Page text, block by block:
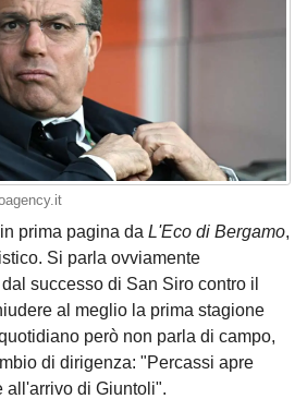
prima pagina da L'Eco di Bergamo,
Si parla ovviamente
successo di San Siro contro il
al meglio la prima stagione
però non parla di campo,
di dirigenza: "Percassi apre
all'arrivo di Giuntoli".